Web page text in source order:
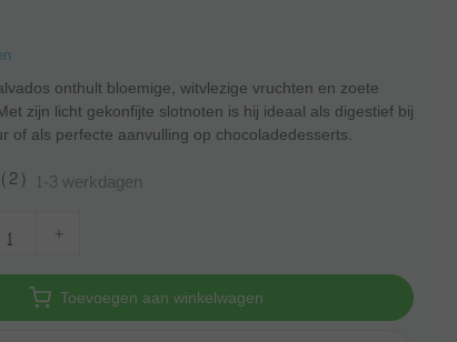
onthult bloemige, witvlezige vruchten en zoete
zijn licht gekonfijte slotnoten is hij ideaal als digestief bij
of als perfecte aanvulling op chocoladedesserts.
1-3 werkdagen
+
Toevoegen aan winkelwagen